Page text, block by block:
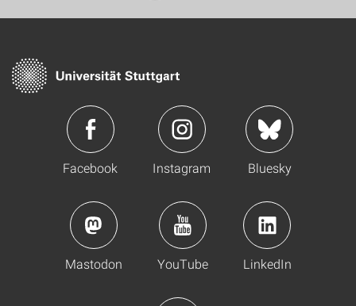
Facebook Instagram Bluesky
Mastodon YouTube LinkedIn